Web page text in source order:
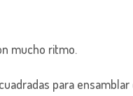
mucho ritmo.
para